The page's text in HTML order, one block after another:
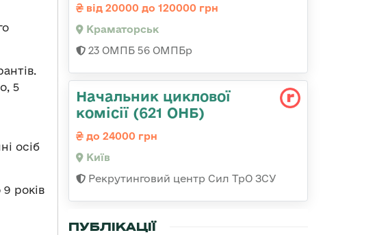
5
осіб
років
від 20000 до 120000 грн
Краматорськ
23 ОМПБ 56 ОМПБр
Начальник циклової
комісії (621 ОНБ)
до 24000 грн
Київ
Рекрутинговий центр Сил ТрО ЗСУ
ПУБЛІКАЦІЇ